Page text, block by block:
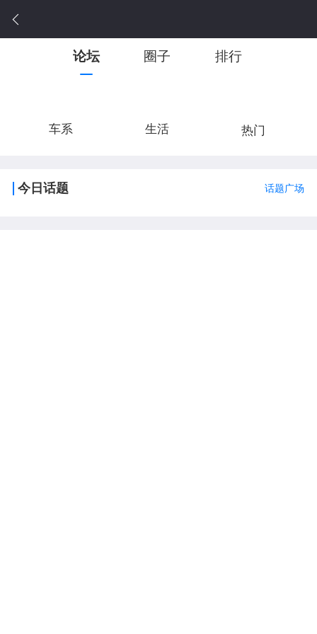
论坛 圈子 排行
车系 生活 热门
今日话题 话题广场